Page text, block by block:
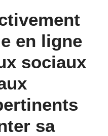
en ligne
sociaux
sa